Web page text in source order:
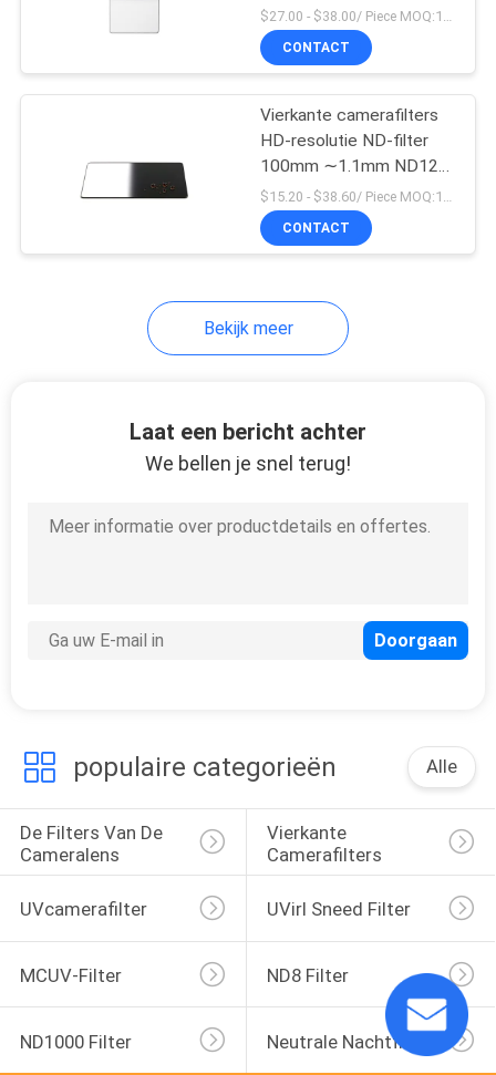
De neutrale Filter
van de
Dichtheidslens
12
Neutrale
Veranderlijke
Cirkelpolarisatorfilter
10
dichtheidsfilter met
meerlagige coatings voor
camera
$27.00 - $38.00/ Piece MOQ:100
CONTACT
Vierkante camerafilters
HD-resolutie ND-filter
100mm ∼1.1mm ND128
7 stop met coatings
CONTACT
Bekijk meer
Laat een bericht achter
We bellen je snel terug!
populaire categorieën Alle
De Filters Van De
Cameralens
Vierkante
Camerafilters
UVcamerafilter UVirl Sneed Filter
MCUV-Filter ND8 Filter
ND1000 Filter Neutrale Nachtfilter